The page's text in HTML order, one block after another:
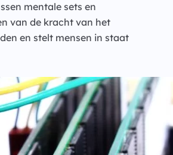
mentale sets en
van de kracht van het
en stelt mensen in staat